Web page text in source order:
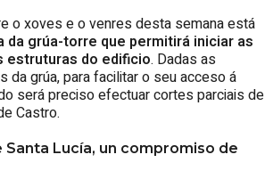
o xoves e o venres desta semana está
da grúa-torre que permitirá iniciar as
estruturas do edificio. Dadas as
da grúa, para facilitar o seu acceso á
será preciso efectuar cortes parciais de
Castro.
Santa Lucía, un compromiso de